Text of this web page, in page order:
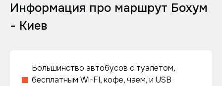
Информация про маршрут Бохум
- Киев
Большинство автобусов с туалетом,
бесплатным WI-FI, кофе, чаем, и USB